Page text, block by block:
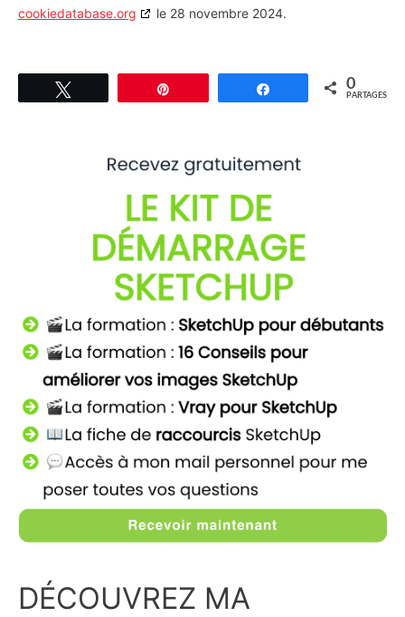
cookiedatabase.org le 28 novembre 2024.
Partagez 0
PARTAGES
DÉCOUVREZ MA